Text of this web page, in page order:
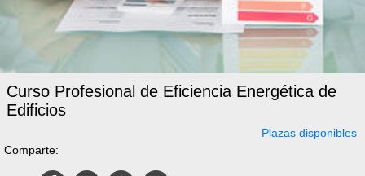
Curso Profesional de Eficiencia Energética de
Edificios
Plazas disponibles
Comparte: